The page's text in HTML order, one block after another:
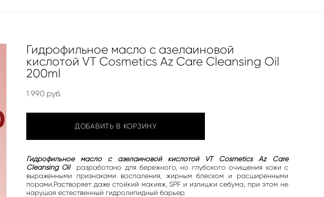
Гидрофильное масло с азелаиновой
кислотой VT Cosmetics Az Care Cleansing Oil
200ml
1 990 pуб.
ДОБАВИТЬ В КОРЗИНУ
Гидрофильное масло с азелаиновой кислотой VT Cosmetics Az Care
Cleansing Oil разработано для бережного, но глубокого очищения кожи с
выраженными признаками воспаления, жирным блеском и расширенными
порами.Растворяет даже стойкий макияж, SPF и излишки себума, при этом не
нарушая естественный гидролипидный барьер.